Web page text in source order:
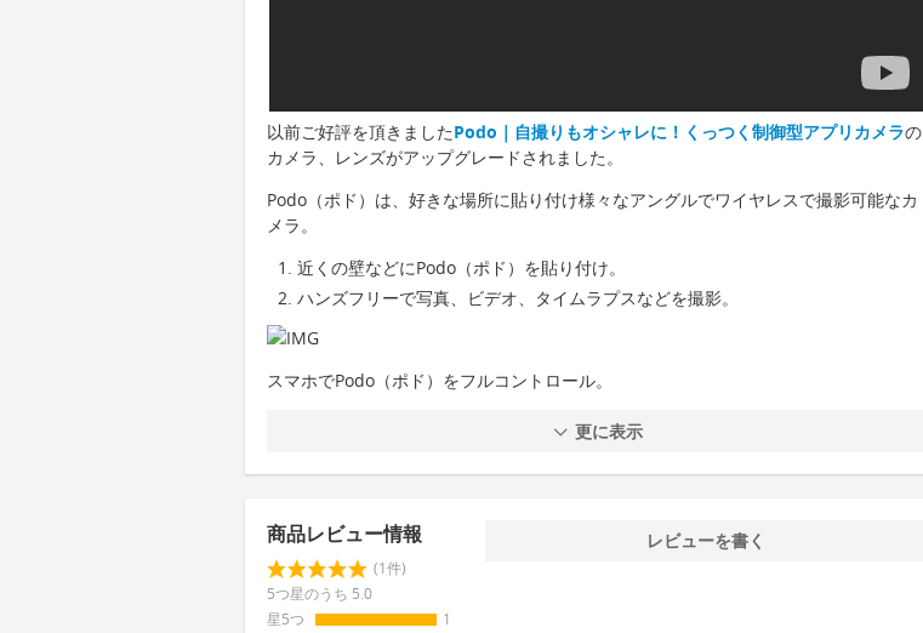
以前ご好評を頂きましたPodo｜自撮りもオシャレに！くっつく制御型アプリカメラの
カメラ、レンズがアップグレードされました。
Podo（ポド）は、好きな場所に貼り付け様々なアングルでワイヤレスで撮影可能なカ
メラ。
近くの壁などにPodo（ポド）を貼り付け。
ハンズフリーで写真、ビデオ、タイムラプスなどを撮影。
スマホでPodo（ポド）をフルコントロール。
更に表示
商品レビュー情報
(1件)
5つ星のうち 5.0
星5つ
1
レビューを書く